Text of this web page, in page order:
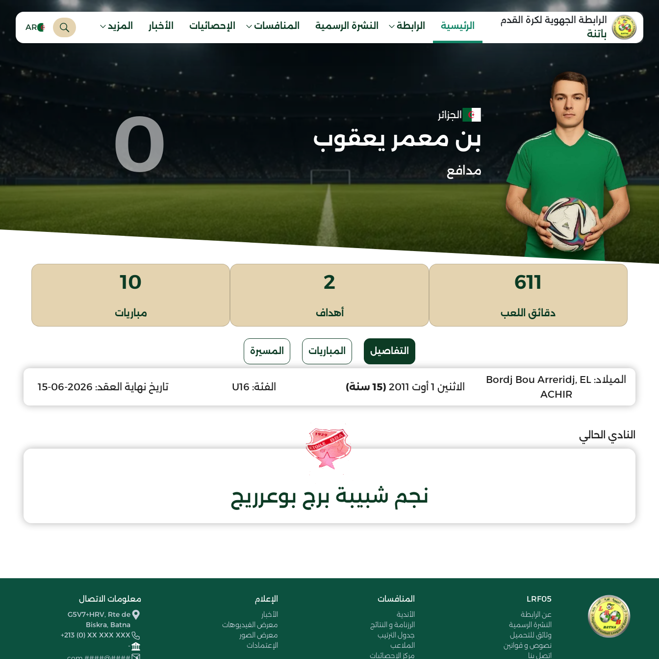
الرابطة الجهوية لكرة القدم
باتنة
الرئيسية الرابطة النشرة الرسمية المنافسات الإحصائيات الأخبار المزيد AR
الجزائر
بن معمر يعقوب
مدافع 0
611
دقائق اللعب
2
أهداف
10
مباريات
التفاصيل المباريات المسيرة
الميلاد: Bordj Bou Arreridj, EL
ACHIR
الاثنين 1 أوت 2011 (15 سنة) الفئة: U16 تاريخ نهاية العقد: 2026-06-15
النادي الحالي
نجم شبيبة برج بوعرريج
LRF05
عن الرابطة
النشرة الرسمية
وثائق للتحميل
نصوص و قوانين
اتصل بنا
المنافسات
الأندية
الرزنامة و النتائج
جدول الترتيب
الملاعب
مركز الإحصائيات
الإعلام
الأخبار
معرض الفيديوهات
معرض الصور
الإعتمادات
معلومات الاتصال
G5V7+HRV, Rte de
Biskra, Batna
+213 (0) XX XXX XXX
-